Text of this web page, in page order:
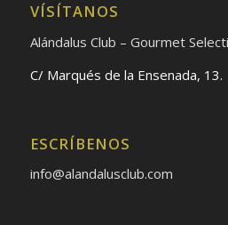
VÍSÍTANOS
Alándalus Club – Gourmet
C/ Marqués de la Ensenada,
ESCRÍBENOS
info@alandalusclub.com